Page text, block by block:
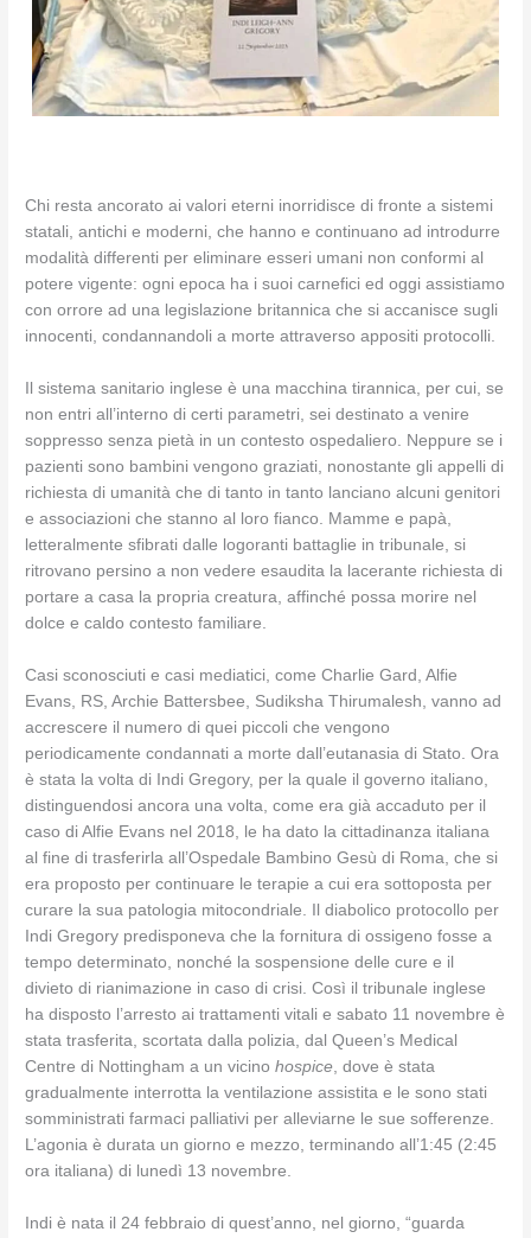
Chi resta ancorato ai valori eterni inorridisce di fronte a sistemi
statali, antichi e moderni, che hanno e continuano ad introdurre
modalità differenti per eliminare esseri umani non conformi al
potere vigente: ogni epoca ha i suoi carnefici ed oggi assistiamo
con orrore ad una legislazione britannica che si accanisce sugli
innocenti, condannandoli a morte attraverso appositi protocolli.
Il sistema sanitario inglese è una macchina tirannica, per cui, se
non entri all’interno di certi parametri, sei destinato a venire
soppresso senza pietà in un contesto ospedaliero. Neppure se i
pazienti sono bambini vengono graziati, nonostante gli appelli di
richiesta di umanità che di tanto in tanto lanciano alcuni genitori
e associazioni che stanno al loro fianco. Mamme e papà,
letteralmente sfibrati dalle logoranti battaglie in tribunale, si
ritrovano persino a non vedere esaudita la lacerante richiesta di
portare a casa la propria creatura, affinché possa morire nel
dolce e caldo contesto familiare.
Casi sconosciuti e casi mediatici, come Charlie Gard, Alfie
Evans, RS, Archie Battersbee, Sudiksha Thirumalesh, vanno ad
accrescere il numero di quei piccoli che vengono
periodicamente condannati a morte dall’eutanasia di Stato. Ora
è stata la volta di Indi Gregory, per la quale il governo italiano,
distinguendosi ancora una volta, come era già accaduto per il
caso di Alfie Evans nel 2018, le ha dato la cittadinanza italiana
al fine di trasferirla all’Ospedale Bambino Gesù di Roma, che si
era proposto per continuare le terapie a cui era sottoposta per
curare la sua patologia mitocondriale. Il diabolico protocollo per
Indi Gregory predisponeva che la fornitura di ossigeno fosse a
tempo determinato, nonché la sospensione delle cure e il
divieto di rianimazione in caso di crisi. Così il tribunale inglese
ha disposto l’arresto ai trattamenti vitali e sabato 11 novembre è
stata trasferita, scortata dalla polizia, dal Queen’s Medical
Centre di Nottingham a un vicinohospice, dove è stata
gradualmente interrotta la ventilazione assistita e le sono stati
somministrati farmaci palliativi per alleviarne le sue sofferenze.
L’agonia è durata un giorno e mezzo, terminando all’1:45 (2:45
ora italiana) di lunedì 13 novembre.
Indi è nata il 24 febbraio di quest’anno, nel giorno, “guarda